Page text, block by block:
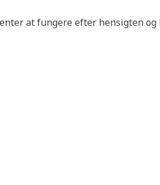
at fungere efter hensigten